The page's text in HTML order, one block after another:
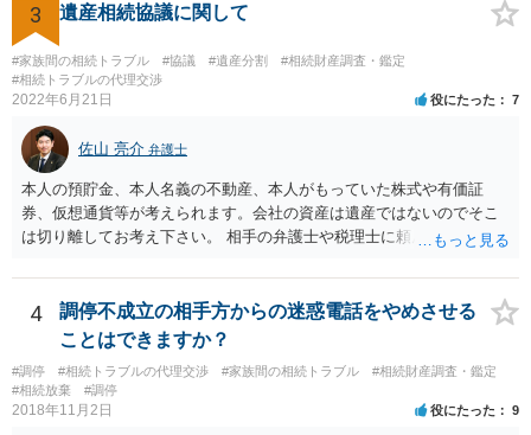
った等)、それも書くとよいです。 書かない方が良いと思うことは、遺
産分割に関係ない(と思われる)いきさつを沢山盛り込むことだと考えま
す(あくまで遺産分割に関係することに留める方が、裁判所や調停委員
の方に事情を理解してもらいやすいと思います)。
3 遺産相続協議に関して
#家族間の相続トラブル #協議 #遺産分割
#相続財産調査・鑑定
#相続トラブルの代理交渉
2022年6月21日 役にたった 7
佐山 亮介 弁護士
本人の預貯金、本人名義の不動産、本人がもっていた株式や有価証
券、仮想通貨等が考えられます。会社の資産は遺産ではないのでそこ
は切り離してお考え下さい。 相手の弁護士や税理士に頼んでも守秘義
意に開示を求め、応じなければ「調査嘱託」という手続きを使って銀
行等に照会をかけることになるでしょう。 不動産は、相続登記が済ん
でいなければ市役所ないし区役所に、お子様と義父様のつながりがわ
かる戸籍一式を揃えてもちこみ、「名寄せ」という手続きをすると、
分かると思います。遺産分割協議書の偽造等により既に相続登記され
てしまっている場合は、住所などに当たりをつけて登記名義を調べて
4
調停不成立の相手方からの迷惑電話をやめさせる
ことはできますか？
#調停 #相続トラブルの代理交渉 #家族間の相続トラブル
#相続財産調査・鑑定
#相続放棄
#調停
2018年11月2日 役にたった 9